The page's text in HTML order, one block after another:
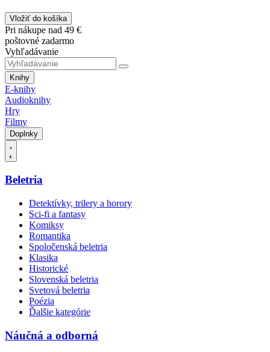
Vložiť do košíka
Pri nákupe nad 49 €
poštovné zadarmo
Vyhľadávanie
Knihy
E-knihy
Audioknihy
Hry
Filmy
Doplnky
Beletria
Detektívky, trilery a horory
Sci-fi a fantasy
Komiksy
Romantika
Spoločenská beletria
Klasika
Historické
Slovenská beletria
Svetová beletria
Poézia
Ďalšie kategórie
Náučná a odborná